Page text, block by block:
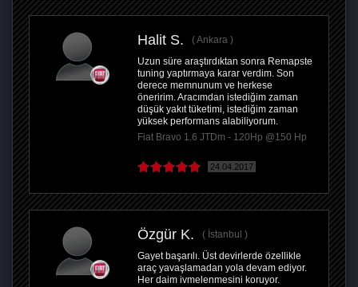
Halit S.
Ankara
Uzun süre araştırdıktan sonra Remapste
tuning yaptırmaya karar verdim. Son
derece memnunum ve herkese
öneririm. Aracımdan istediğim zaman
düşük yakıt tüketimi, istediğim zaman
yüksek performans alabiliyorum.
Fiat Bravo 1.6 JTDm - 120Hp @150 Hp
24.04.2017
Özgür K.
İstanbul
Gayet başarılı. Üst devirlerde özellikle
araç yavaşlamadan yola devam ediyor.
Her daim ivmelenmesini koruyor.